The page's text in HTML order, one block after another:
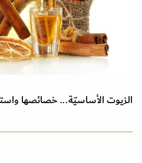
الزيوت الأساسيّة... خصائصها